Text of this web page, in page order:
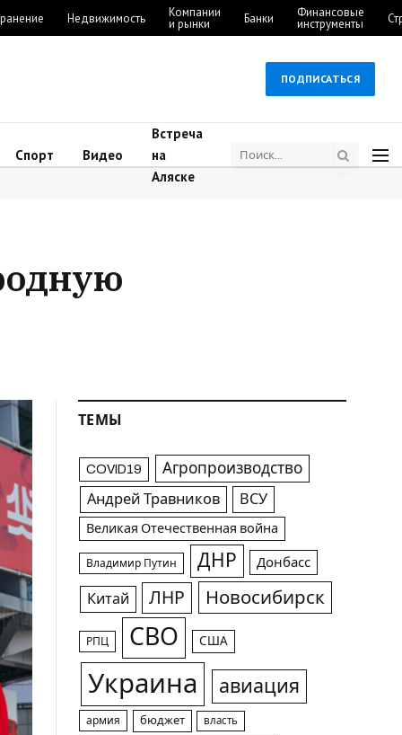
Недвижимость Компании
и рынки Банки Финансовые
инструменты
ПОДПИСАТЬСЯ
Спорт Видео
Встреча
на
Аляске
ТЕМЫ
COVID19 Агропроизводство
Андрей Травников ВСУ
Великая Отечественная война
Владимир Путин ДНР Донбасс
Китай ЛНР Новосибирск
РПЦ СВО США
Украина авиация
армия бюджет власть